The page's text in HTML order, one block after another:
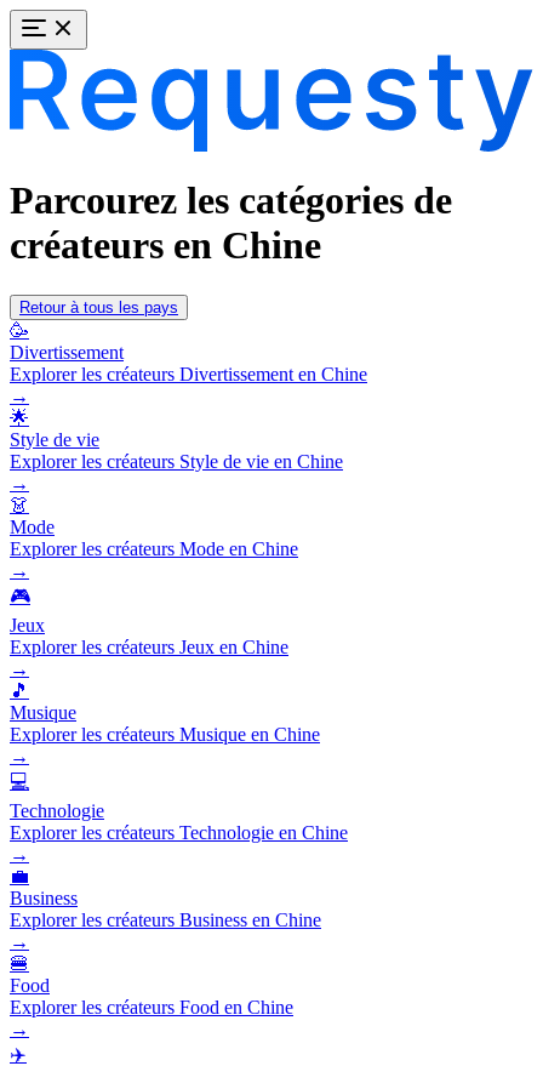
Parcourez les catégories de
créateurs en Chine
Retour à tous les pays
🥳
Divertissement
Explorer les créateurs Divertissement en Chine
→
🌟
Style de vie
Explorer les créateurs Style de vie en Chine
→
👗
Mode
Explorer les créateurs Mode en Chine
→
🎮
Jeux
Explorer les créateurs Jeux en Chine
→
🎵
Musique
Explorer les créateurs Musique en Chine
→
💻
Technologie
Explorer les créateurs Technologie en Chine
→
💼
Business
Explorer les créateurs Business en Chine
→
🍔
Food
Explorer les créateurs Food en Chine
→
✈️